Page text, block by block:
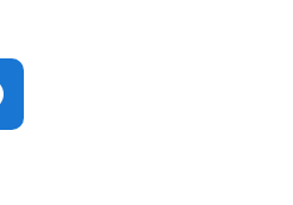
газоне
на сторону
униформы